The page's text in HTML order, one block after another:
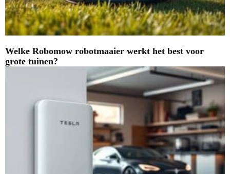
Welke Robomow robotmaaier werkt het best voor
grote tuinen?